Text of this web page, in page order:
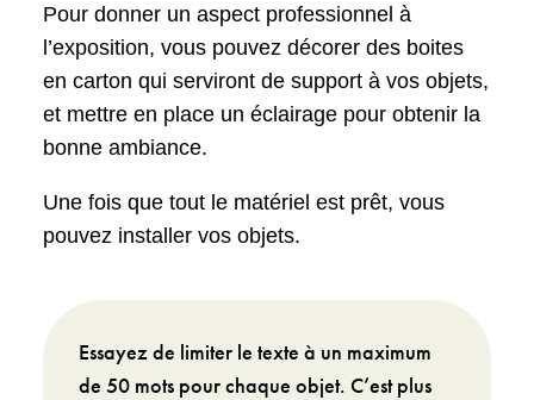
Pour donner un aspect professionnel à
l’exposition, vous pouvez décorer des boites
en carton qui serviront de support à vos objets,
et mettre en place un éclairage pour obtenir la
bonne ambiance.
Une fois que tout le matériel est prêt, vous
pouvez installer vos objets.
Essayez de limiter le texte à un maximum
de 50 mots pour chaque objet. C’est plus